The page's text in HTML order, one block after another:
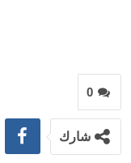
0
شارك